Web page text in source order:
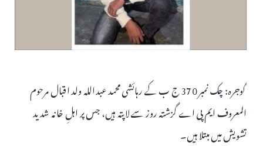
گوجرہ: چک نمبر 370 ج ب کے رہائشی محمد عبداللہ ولد اقبال مرحوم
المعروف ایم پی اے گزشتہ روز سے لاپتہ ہیں، جس پر اہلِ خانہ شدید
تشویش میں مبتلا ہیں۔